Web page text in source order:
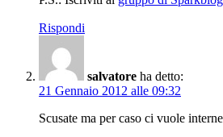
Rispondi
salvatore ha detto:
21 Gennaio 2012 alle 09:32
Scusate ma per caso ci vuole